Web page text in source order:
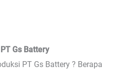
Gs Battery
PT Gs Battery ? Berapa